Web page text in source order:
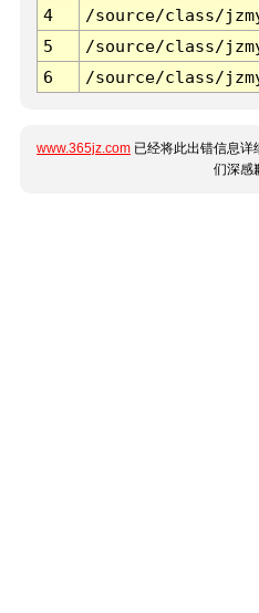
4
/source/class/
5
/source/class/
6
/source/class/
www.365jz.com 已经将此出错信息详
们深感